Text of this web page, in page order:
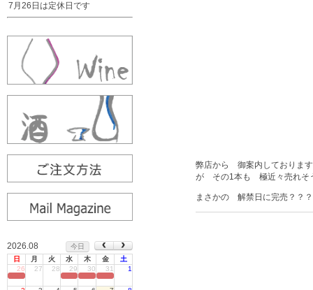
7月26日は定休日です
2026.08
今日
日
月 火 水 木 金
土
26
27 28 29 30 31 1
弊店から 御案内しておりま
が その1本も 極近々売れそ
まさかの 解禁日に完売？？